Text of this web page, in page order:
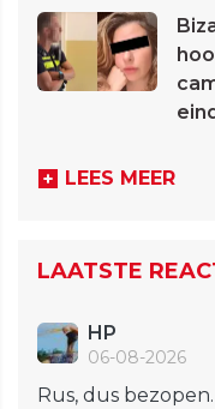
LEES MEER
LAATSTE
HP
06-08-2026
Rus, dus bezopen.